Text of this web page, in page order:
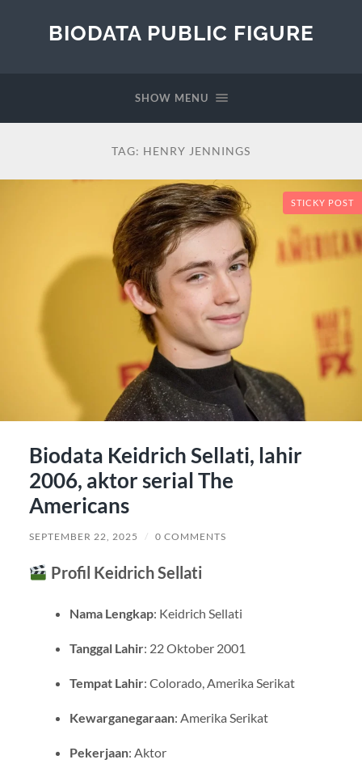
BIODATA PUBLIC FIGURE
SHOW MENU
TAG: HENRY JENNINGS
STICKY POST
Biodata Keidrich Sellati, lahir
2006, aktor serial The
Americans
SEPTEMBER 22, 2025 / 0 COMMENTS
Profil Keidrich Sellati
Nama Lengkap: Keidrich Sellati
Tanggal Lahir: 22 Oktober 2001
Tempat Lahir: Colorado, Amerika Serikat
Kewarganegaraan: Amerika Serikat
Pekerjaan: Aktor